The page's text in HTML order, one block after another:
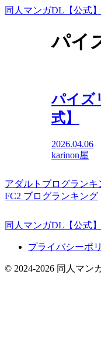
同人マンガDL【公式】
パイ
パイズ
式】
2026.04.06
karinon屋
アダルトブログランキ
FC2 ブログランキング
同人マンガDL【公式】
プライバシーポ
© 2024-2026 同人マン